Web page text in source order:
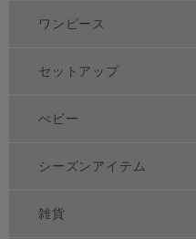
ワンピース
セットアップ
べビー
シーズンアイテム
雑貨